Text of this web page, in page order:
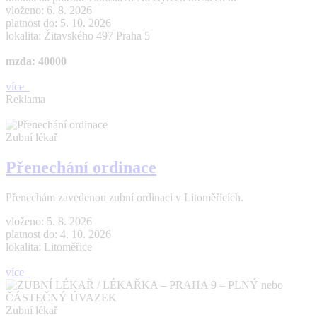
vloženo: 6. 8. 2026
platnost do: 5. 10. 2026
lokalita: Žitavského 497 Praha 5
mzda: 40000
více
Reklama
Zubní lékař
Přenechání ordinace
Přenechám zavedenou zubní ordinaci v Litoměřicích.
vloženo: 5. 8. 2026
platnost do: 4. 10. 2026
lokalita: Litoměřice
více
Zubní lékař